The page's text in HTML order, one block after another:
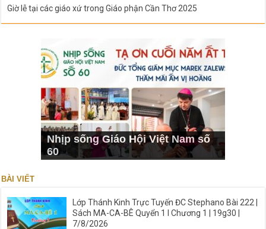
Giờ lễ tại các giáo xứ trong Giáo phận Cần Thơ 2025
Nhịp sống Giáo Hội Việt Nam số
60
BÀI VIẾT
Lớp Thánh Kinh Trực Tuyến ĐC Stephano Bài 222 |
Sách MA-CA-BÊ Quyển 1 I Chương 1 | 19g30 |
7/8/2026